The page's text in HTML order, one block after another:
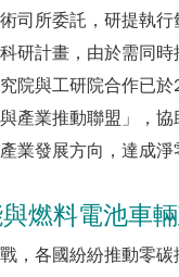
司所委託，研提執
研計畫，由於需同
院與工研院合作已
產業推動聯盟」，
業發展方向，達成淨
燃料電池車
，各國紛紛推動零